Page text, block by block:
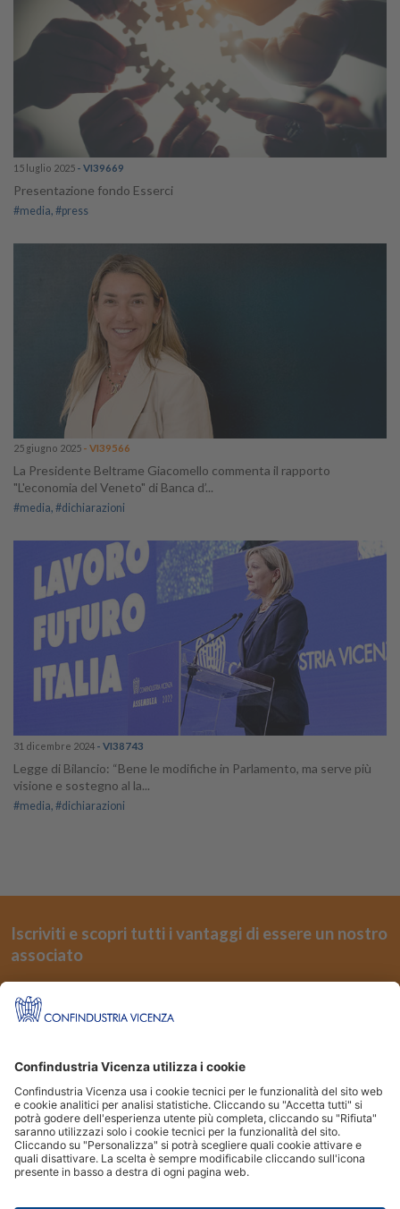
15 luglio 2025 - VI39669
Presentazione fondo Esserci
#media #press
25 giugno 2025 - VI39566
La Presidente Beltrame Giacomello commenta il rapporto
"L'economia del Veneto" di Banca d’...
#media #dichiarazioni
31 dicembre 2024 - VI38743
Legge di Bilancio: “Bene le modifiche in Parlamento, ma serve più
visione e sostegno al la...
#media #dichiarazioni
Iscriviti e scopri tutti i vantaggi di essere un nostro
associato
Seguici su
Siti Partner:
Niuko
Energindustria
Confindustria Vicenza Piazza Castello 3 36100 Vicenza | Tel.0444.232500|